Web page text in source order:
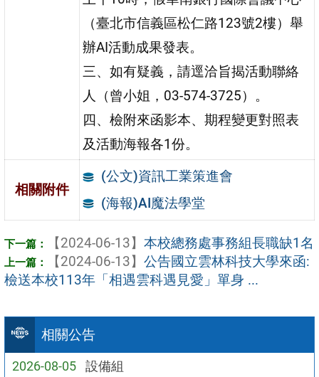
相關公告
2026-08-05 設備組
（臺北市信義區松仁路123號2樓）舉
辦AI活動成果發表。
三、如有疑義，請逕洽旨揭活動聯絡
人（曾小姐，03-574-3725）。
四、檢附來函影本、期程變更對照表
及活動海報各1份。
相關附件
(公文)資訊工業策進會
(海報)AI魔法學堂
【2024-06-13】 本校總務處事務組長職缺1名
【2024-06-13】 公告國立雲林科技大學來函:
檢送本校113年「相遇雲科遇見愛」單身 ...